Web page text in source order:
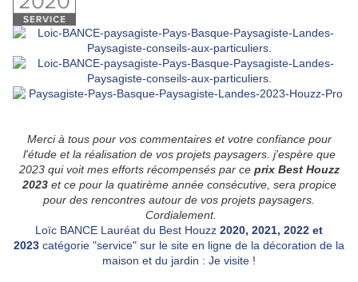
Merci à tous pour vos commentaires et votre confiance pour
l'étude et la réalisation de vos projets paysagers. j'espère que
2023 qui voit mes efforts récompensés par ce prix Best Houzz
2023et ce pour la quatirème année consécutive, sera propice
pour des rencontres autour de vos projets paysagers.
Cordialement.
Loïc BANCE Lauréat du Best Houzz 2020, 2021, 2022 et
2023 catégorie "service" sur le site en ligne de la décoration de la
maison et du jardin : Je visite !